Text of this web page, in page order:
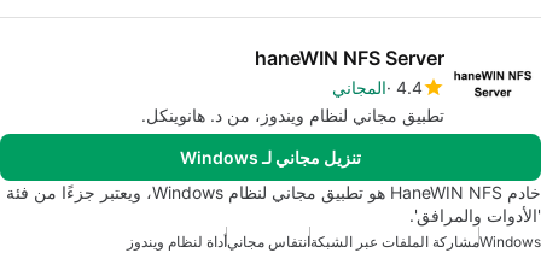
haneWIN NFS Server
4.4 المجاني
تطبيق مجاني لنظام ويندوز، من د. هانوينكل.
تنزيل مجاني لـ Windows
خادم HaneWIN NFS هو تطبيق مجاني لنظام Windows، ويعتبر جزءًا من فئة
'الأدوات والمرافق'.
Windowsمشاركة الملفات عبر الشبكةانتفاس مجانيأداة لنظام ويندوز